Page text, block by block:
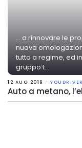
... a rinnovare le
nuova
tutto a regime, ed
gruppo t...
12 AUG 2019 -
Auto a metano,